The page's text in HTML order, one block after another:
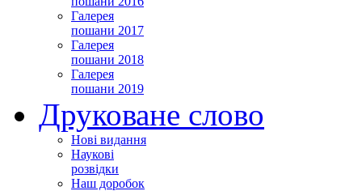
Галерея
пошани 2017
Галерея
пошани 2018
Галерея
пошани 2019
Друковане слово
Нові видання
Наукові
розвідки
Наш доробок